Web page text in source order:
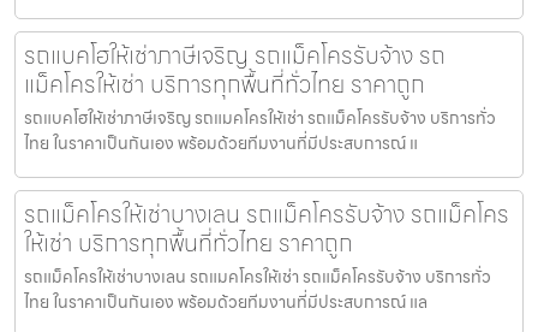
รถแบคโฮให้เช่าภาษีเจริญ รถแม็คโครรับจ้าง รถ
แม็คโครให้เช่า บริการทุกพื้นที่ทั่วไทย ราคาถูก
รถแบคโฮให้เช่าภาษีเจริญ รถแมคโครให้เช่า รถแม็คโครรับจ้าง บริการทั่ว
ไทย ในราคาเป็นกันเอง พร้อมด้วยทีมงานที่มีประสบการณ์ แ
รถแม็คโครให้เช่าบางเลน รถแม็คโครรับจ้าง รถแม็คโคร
ให้เช่า บริการทุกพื้นที่ทั่วไทย ราคาถูก
รถแม็คโครให้เช่าบางเลน รถแมคโครให้เช่า รถแม็คโครรับจ้าง บริการทั่ว
ไทย ในราคาเป็นกันเอง พร้อมด้วยทีมงานที่มีประสบการณ์ แล